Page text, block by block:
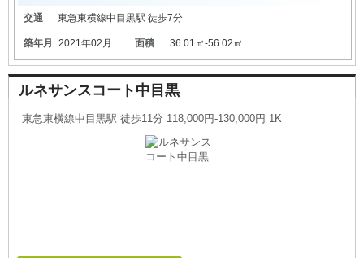
交通 東急東横線中目黒駅 徒歩7分
築年月 2021年02月 面積 36.01㎡-56.02㎡
ルネサンスコート中目黒
東急東横線中目黒駅 徒歩11分 118,000円-130,000円 1K